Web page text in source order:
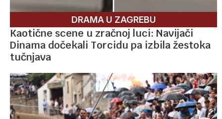
DRAMA U ZAGREBU
Kaotične scene u zračnoj luci: Navijači
Dinama dočekali Torcidu pa izbila žestoka
tučnjava